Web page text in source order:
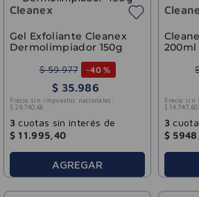
Cleanex
Gel Exfoliante Cleanex
Dermolimpiador 150g
$ 59.977 -40 %
$ 35.986
Precio sin impuestos nacionales:
$ 29 740 66
3 cuotas sin interés de
$ 11.995 40
AGREGAR
200ml
Precio sin
$ 14 747 60
3
$ 5948